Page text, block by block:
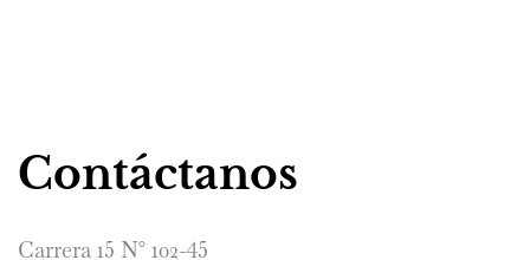
Contáctanos
Carrera 15 N° 102-45